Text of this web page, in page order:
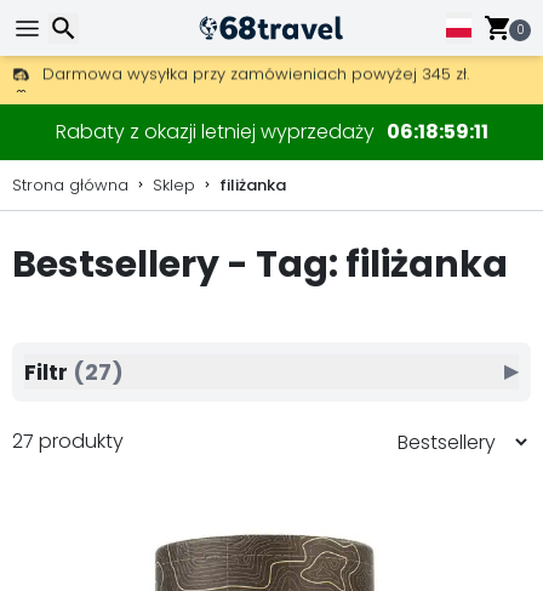
0
Darmowa wysyłka przy zamówieniach powyżej 345 zł.
30 dni na zwrot, 90 dni na drewniane mapy i dekoracje.
Rabaty z okazji letniej wyprzedaży 06185909
Strona główna Sklep filiżanka
Bestsellery - Tag: filiżanka
27 produkty
Filtr (27) ▶
Wyszukaj
Wyszukaj